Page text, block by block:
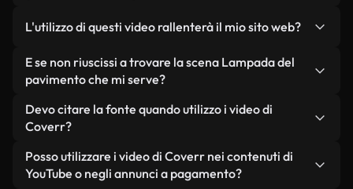
da filmati reali, girati da persone, relativi a
Lampada del pavimento, e da video generati
dall'intelligenza artificiale. Ogni video è
chiaramente etichettato, così saprai sempre cosa
stai utilizzando.
L'utilizzo di questi video rallenterà il mio sito web?
Non se scegli le nostre versioni ottimizzate.
Offriamo formati leggeri e pronti per il web,
mantengono alta la qualità, riducono al minimo i
tempi di caricamento e migliorano parametri
come LCP.
E se non riuscissi a trovare la scena Lampada del
pavimento che mi serve?
Puoi crearne uno all'istante utilizzando Coverr AI
Studio. Ti basta descrivere la scena, ad esempio
genererà in pochi secondi un video personalizzato
in conformità con i nostri standard di licenza.
Devo citare la fonte quando utilizzo i video di
Coverr?
Non è richiesto alcun riconoscimento dell'autore.
Tutti i video presenti nella nostra libreria sono
Posso utilizzare i video di Coverr nei contenuti di
YouTube o negli annunci a pagamento?